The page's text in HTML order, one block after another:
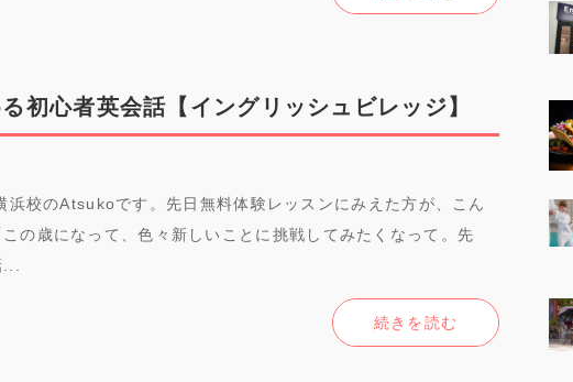
初心者英会話【イングリッシュビレッジ】
浜校のAtsukoです。先日無料体験レッスンにみえた方が、こん
の歳になって、色々新しいことに挑戦してみたくなって。先
続きを読む